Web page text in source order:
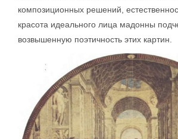
композиционных решений,
красота идеального лица мадонны
возвышенную поэтичность этих картин.